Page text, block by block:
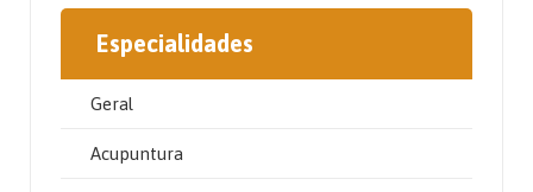
Especialidades
Geral
Acupuntura